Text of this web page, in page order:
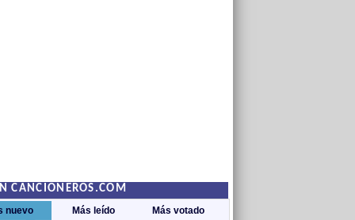
CANCIONEROS.COM
nuevo Más leído Más votado